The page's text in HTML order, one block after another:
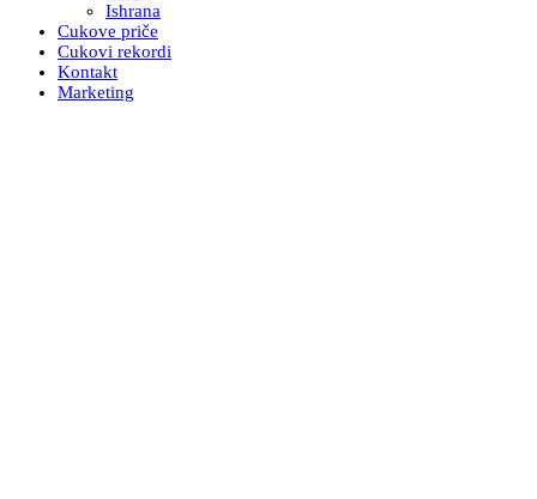
Ishrana
Cukove priče
Cukovi rekordi
Kontakt
Marketing